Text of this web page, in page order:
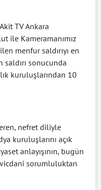
TV Ankara
ile Kameramanımız
menfur saldırıyı en
sonucunda
kuruluşlarından 10
nefret diliyle
kuruluşlarını açık
anlayışının, bugün
vicdani sorumluluktan